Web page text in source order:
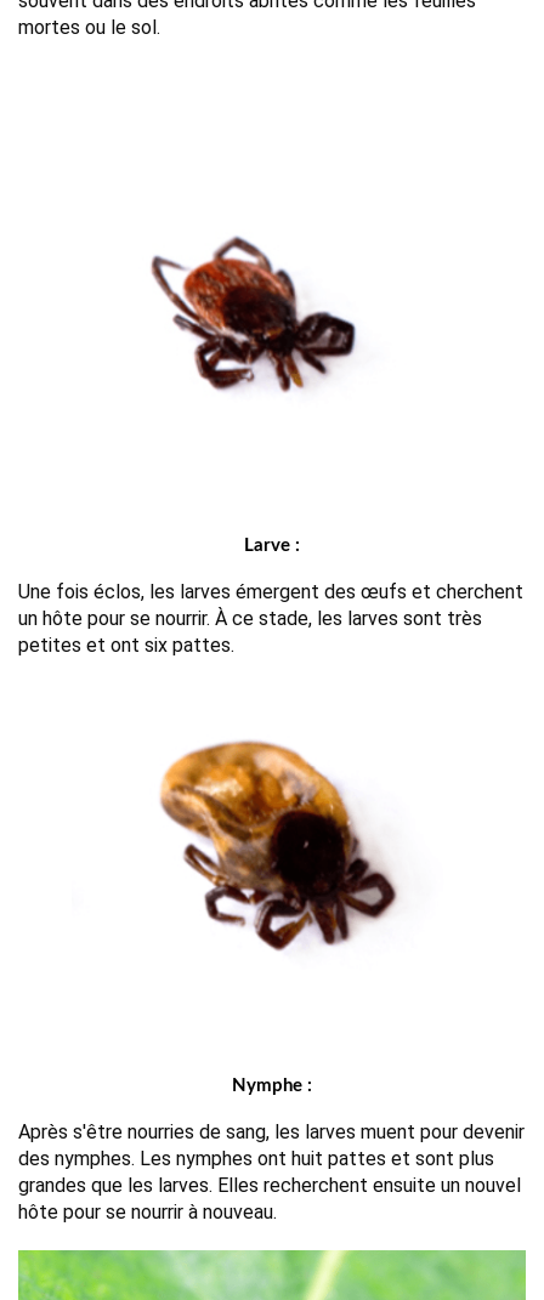
mortes ou le sol.
Larve :
Une fois éclos, les larves émergent des œufs et cherchent
un hôte pour se nourrir. À ce stade, les larves sont très
petites et ont six pattes.
Nymphe :
Après s'être nourries de sang, les larves muent pour devenir
des nymphes. Les nymphes ont huit pattes et sont plus
grandes que les larves. Elles recherchent ensuite un nouvel
hôte pour se nourrir à nouveau.